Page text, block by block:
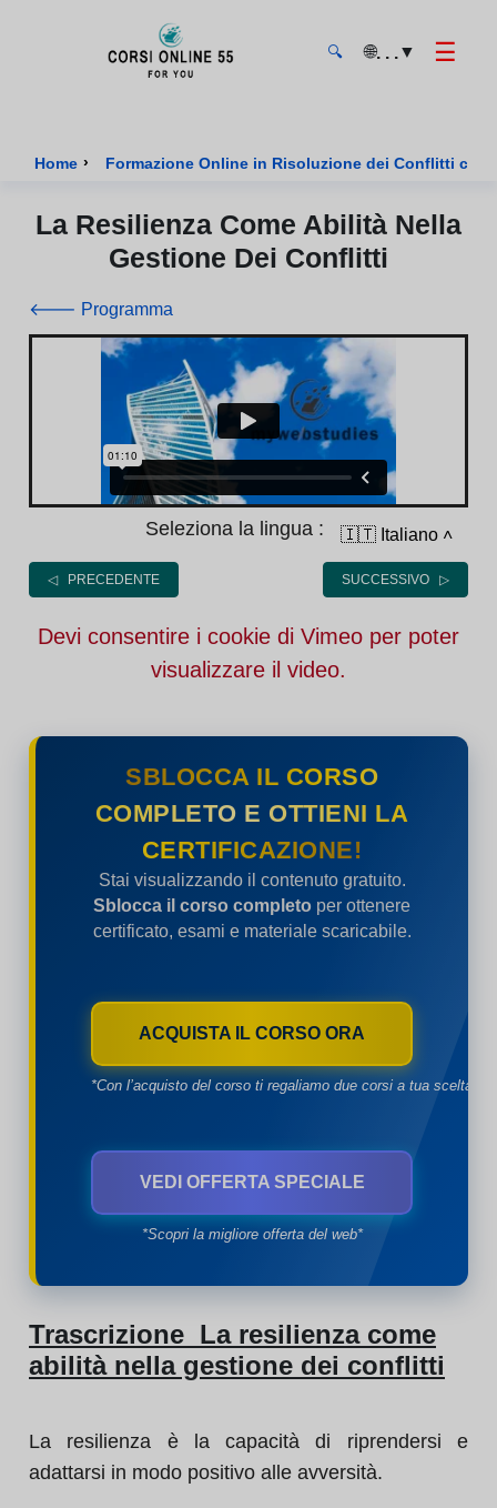
🔍 🌐. . .▼ ☰
Home › Formazione Online in Risoluzione dei Conflitti
La Resilienza Come Abilità Nella
Gestione Dei Conflitti
🡐 Programma
Seleziona la lingua : 🇮🇹 Italiano ˄
◁ PRECEDENTE SUCCESSIVO ▷
Devi consentire i cookie di Vimeo per poter
visualizzare il video.
SBLOCCA IL CORSO
COMPLETO E OTTIENI LA
CERTIFICAZIONE!
Stai visualizzando il contenuto gratuito.
Sblocca il corso completo per ottenere
certificato, esami e materiale scaricabile.
ACQUISTA IL CORSO ORA
*Con l’acquisto del corso ti regaliamo due corsi a tua scelta*
VEDI OFFERTA SPECIALE
*Scopri la migliore offerta del web*
Trascrizione La resilienza come
abilità nella gestione dei conflitti
La resilienza è la capacità di riprendersi e
adattarsi in modo positivo alle avversità.